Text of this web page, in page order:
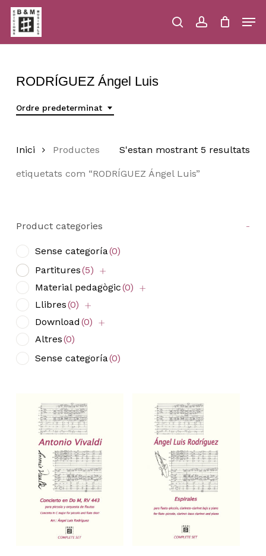
Skip
main
content
searchaccount
Close
RODRÍGUEZ Ángel Luis
Ordre predeterminat
S'estan mostrant 5 resultats
Inici Productes
etiquetats com “RODRÍGUEZ Ángel Luis”
Product categories -
Sense categoría(0)
Partitures(5)
Material pedagògic(0)
Llibres(0)
Download (0)
Altres(0)
Sense categoría(0)
Menu